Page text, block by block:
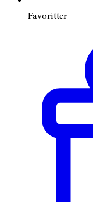
Favoritter